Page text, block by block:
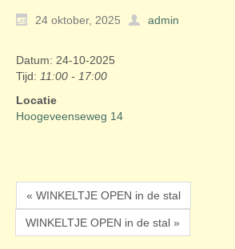
24 oktober, 2025
admin
Datum: 24-10-2025
Tijd: 11:00 - 17:00
Locatie
Hoogeveenseweg 14
« WINKELTJE OPEN in de stal
WINKELTJE OPEN in de stal »